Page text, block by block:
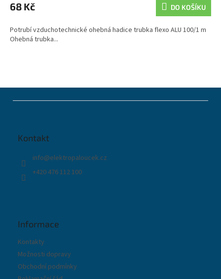
68 Kč DO KOŠÍKU
Potrubí vzduchotechnické ohebná hadice trubka flexo ALU 100/1 m
Ohebná trubka...
Kontakt
info@elektropaloucek.cz
+420 476 112 100
Informace
Kontakty
Možnosti dopravy
Obchodní podmínky